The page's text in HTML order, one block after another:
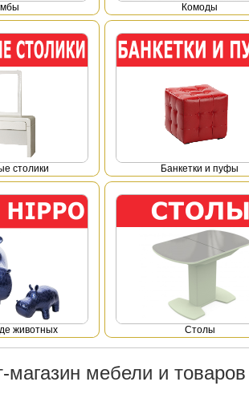
Комоды
столики Банкетки и пуфы
животных Столы
магазин мебели и